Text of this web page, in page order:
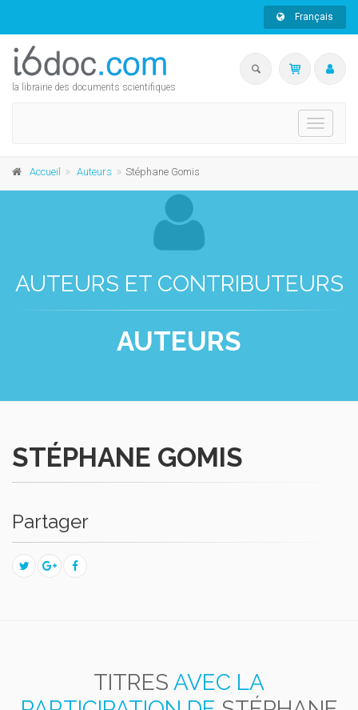
Français
la librairie des documents scientifiques
Toggle
Accueil Auteurs Stéphane Gomis
AUTEURS ET CONTRIBUTEURS
AUTEURS
STÉPHANE GOMIS
Partager
TITRES AVEC LA